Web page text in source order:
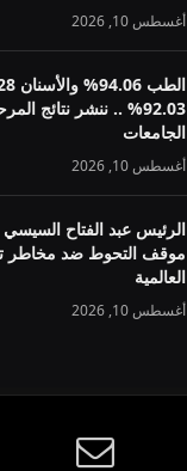
أغسطس 10, 2026
92.03% .. ننشر نتائج
الجامعات
أغسطس 10, 2026
الرئيس عبد الفتاح
موقف التحوط ضد مخاطر
العالمية
أغسطس 10, 2026